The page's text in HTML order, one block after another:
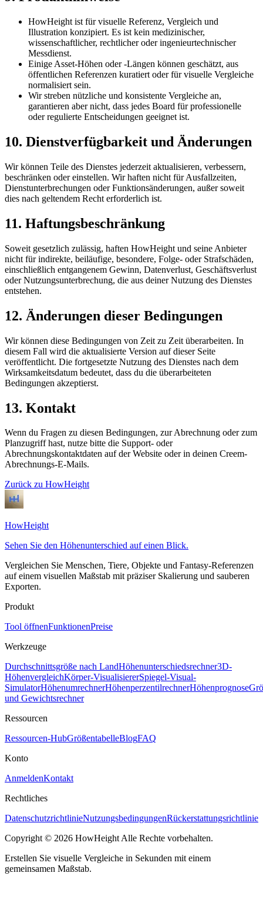
HowHeight ist für visuelle Referenz, Vergleich und
Illustration konzipiert. Es ist kein medizinischer,
wissenschaftlicher, rechtlicher oder ingenieurtechnischer
Messdienst.
Einige Asset-Höhen oder -Längen können geschätzt, aus
öffentlichen Referenzen kuratiert oder für visuelle Vergleiche
normalisiert sein.
Wir streben nützliche und konsistente Vergleiche an,
garantieren aber nicht, dass jedes Board für professionelle
oder regulierte Entscheidungen geeignet ist.
10. Dienstverfügbarkeit und Änderungen
Wir können Teile des Dienstes jederzeit aktualisieren, verbessern,
beschränken oder einstellen. Wir haften nicht für Ausfallzeiten,
Dienstunterbrechungen oder Funktionsänderungen, außer soweit
dies nach geltendem Recht erforderlich ist.
11. Haftungsbeschränkung
Soweit gesetzlich zulässig, haften HowHeight und seine Anbieter
nicht für indirekte, beiläufige, besondere, Folge- oder Strafschäden,
einschließlich entgangenem Gewinn, Datenverlust, Geschäftsverlust
oder Nutzungsunterbrechung, die aus deiner Nutzung des Dienstes
entstehen.
12. Änderungen dieser Bedingungen
Wir können diese Bedingungen von Zeit zu Zeit überarbeiten. In
diesem Fall wird die aktualisierte Version auf dieser Seite
veröffentlicht. Die fortgesetzte Nutzung des Dienstes nach dem
Wirksamkeitsdatum bedeutet, dass du die überarbeiteten
Bedingungen akzeptierst.
13. Kontakt
Wenn du Fragen zu diesen Bedingungen, zur Abrechnung oder zum
Planzugriff hast, nutze bitte die Support- oder
Abrechnungskontaktdaten auf der Website oder in deinen Creem-
Abrechnungs-E-Mails.
Zurück zu HowHeight
HowHeight
Sehen Sie den Höhenunterschied auf einen Blick.
Vergleichen Sie Menschen, Tiere, Objekte und Fantasy-Referenzen
auf einem visuellen Maßstab mit präziser Skalierung und sauberen
Exporten.
Produkt
Tool öffnenFunktionenPreise
Werkzeuge
Durchschnittsgröße nach LandHöhenunterschiedsrechner3D-
HöhenvergleichKörper-VisualisiererSpiegel-Visual-
SimulatorHöhenumrechnerHöhenperzentilrechnerHöhenprognose
und Gewichtsrechner
Ressourcen
Ressourcen-HubGrößentabelleBlogFAQ
Konto
AnmeldenKontakt
Rechtliches
DatenschutzrichtlinieNutzungsbedingungenRückerstattungsrichtlinie
Copyright © 2026 HowHeight Alle Rechte vorbehalten.
Erstellen Sie visuelle Vergleiche in Sekunden mit einem
gemeinsamen Maßstab.